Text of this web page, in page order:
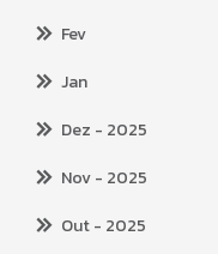
Fev
Jan
Dez - 2025
Nov- 2025
Out- 2025